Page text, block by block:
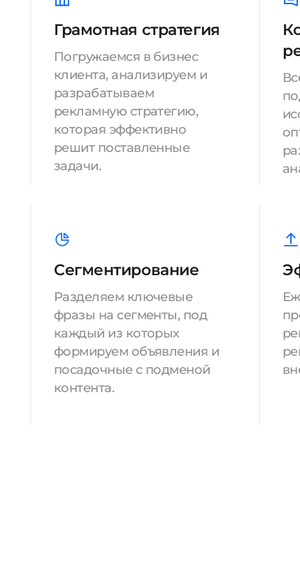
Грамотная стратегия
Погружаемся в бизнес
клиента, анализируем и
разрабатываем
рекламную стратегию,
которая эффективно
решит поставленные
задачи.
Сегментирование
Разделяем ключевые
фразы на сегменты, под
каждый из которых
формируем объявления и
посадочные с подменой
контента.